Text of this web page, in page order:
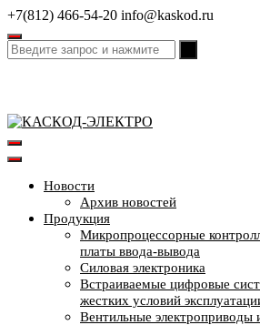
Перейти
к
содержимому
+7(812) 466-54-20 info@kaskod.ru
Новости
Архив новостей
Продукция
Микропроцессорные
платы ввода-вывода
Силовая электроника
Встраиваемые цифровые
жестких условий
Вентильные электроприводы